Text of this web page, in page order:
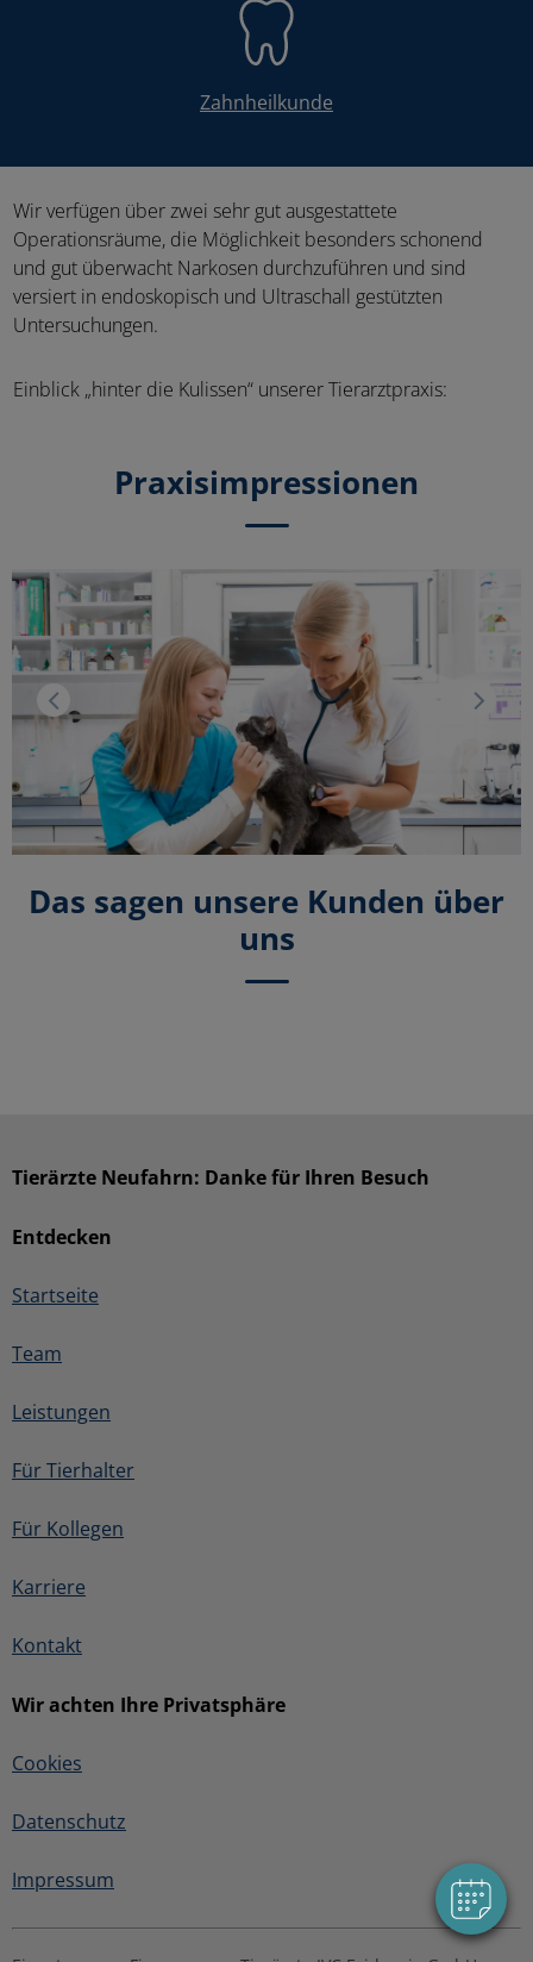
Zahnheilkunde
Wir verfügen über zwei sehr gut ausgestattete
Operationsräume, die Möglichkeit besonders schonend
und gut überwacht Narkosen durchzuführen und sind
versiert in endoskopisch und Ultraschall gestützten
Untersuchungen.
Einblick „hinter die Kulissen“ unserer Tierarztpraxis:
Praxisimpressionen
Das sagen unsere Kunden über
uns
Entdecken
Startseite
Team
Leistungen
Für Tierhalter
Für Kollegen
Karriere
Kontakt
Wir achten Ihre Privatsphäre
Cookies
Datenschutz
Impressum
Tierärzte Neufahrn: Danke für Ihren Besuch